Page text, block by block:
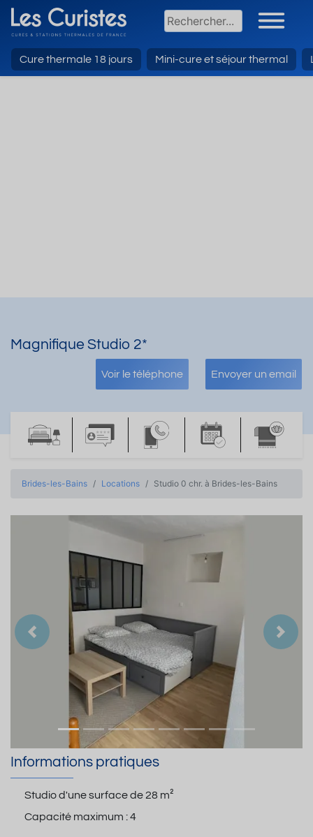
Cure thermale 18 jours Mini-cure et séjour thermal
Magnifique Studio 2*
Voir le téléphone Envoyer un email
Brides-les-Bains Locations Studio 0 chr. à Brides-les-Bains
Précedent
Informations pratiques
Studio d'une surface de28 m²
Capacité maximum :4